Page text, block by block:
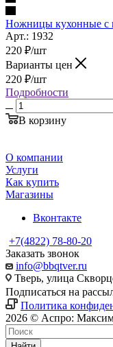
Ножницы кухонные с
Арт.: 1932
220 ₽/шт
Варианты цен
220 ₽/шт
Подробности
В корзину
О компании
Услуги
Как купить
Магазины
Вконтакте
+7(4822) 78-80-20
Заказать звонок
info@bbqtver.ru
Тверь, улица
Подписаться на
Политика
2026 © Аспро: